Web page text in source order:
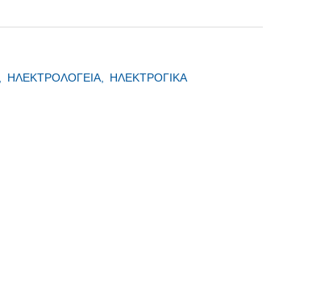
ΗΛΕΚΤΡΟΛΟΓΕΙΑ, ΗΛΕΚΤΡΟΓΙΚΑ